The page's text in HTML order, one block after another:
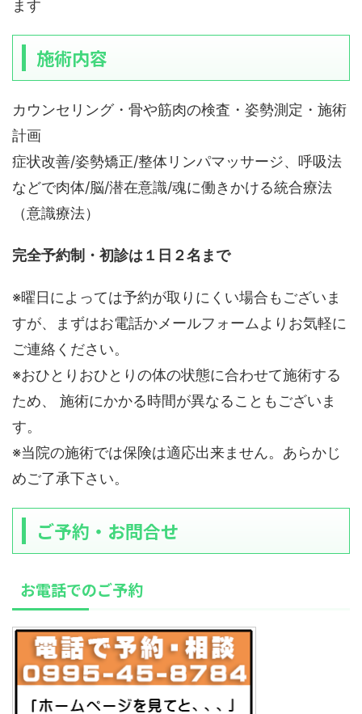
ます
施術内容
カウンセリング・骨や筋肉の検査・姿勢測定・施術
計画
症状改善/姿勢矯正/整体リンパマッサージ、呼吸法
などで肉体/脳/潜在意識/魂に働きかける統合療法
（意識療法）
完全予約制・初診は１日２名まで
※曜日によっては予約が取りにくい場合もございま
すが、まずはお電話かメールフォームよりお気軽に
ご連絡ください。
※おひとりおひとりの体の状態に合わせて施術する
ため、 施術にかかる時間が異なることもございま
す。
※当院の施術では保険は適応出来ません。あらかじ
めご了承下さい。
ご予約・お問合せ
お電話でのご予約